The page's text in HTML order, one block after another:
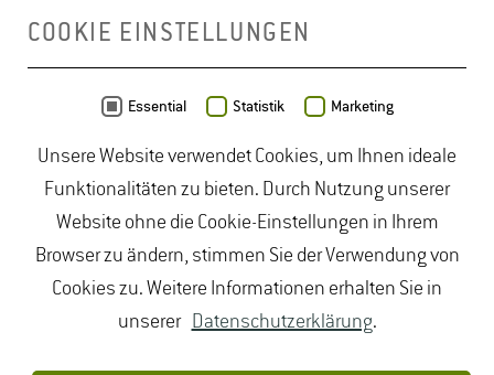
OpenStreetMap- Veröffentlicht unterODbL
duales Studium Gartenbau| Gartenbau Studium|
Lebensmittelrecht Studium|Lebensmittelsicherheit
Studium| Naturschutz Studium|Oenologie
Studium| Studiengang Logistik|Studiengänge
Lebensmittel |Studiengänge Natur| Studiengänge
COOKIE EINSTELLUNGEN
Essential Statistik Marketing
Unsere Website verwendet Cookies, um Ihnen ideale
Funktionalitäten zu bieten. Durch Nutzung unserer
Website ohne die Cookie-Einstellungen in Ihrem
Browser zu ändern, stimmen Sie der Verwendung von
Cookies zu. Weitere Informationen erhalten Sie in
unserer Datenschutzerklärung.